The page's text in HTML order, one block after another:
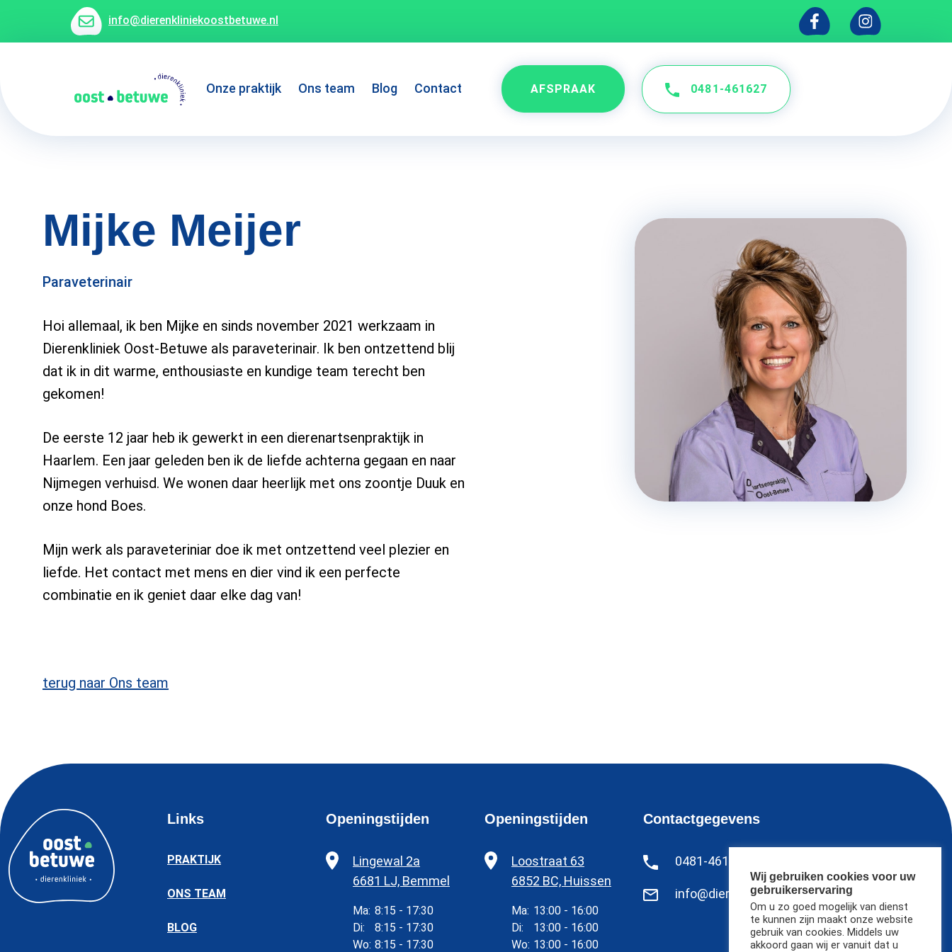
info@dierenkliniekoostbetuwe.nl
Onze praktijk Ons team Blog Contact AFSPRAAK 0481-461627
Mijke Meijer
Paraveterinair
Hoi allemaal, ik ben Mijke en sinds november 2021 werkzaam in
Dierenkliniek Oost-Betuwe als paraveterinair. Ik ben ontzettend blij
dat ik in dit warme, enthousiaste en kundige team terecht ben
gekomen!
De eerste 12 jaar heb ik gewerkt in een dierenartsenpraktijk in
Haarlem. Een jaar geleden ben ik de liefde achterna gegaan en naar
Nijmegen verhuisd. We wonen daar heerlijk met ons zoontje Duuk en
onze hond Boes.
Mijn werk als paraveteriniar doe ik met ontzettend veel plezier en
liefde. Het contact met mens en dier vind ik een perfecte
combinatie en ik geniet daar elke dag van!
terug naar Ons team
Links
PRAKTIJK
ONS TEAM
BLOG
Openingstijden
Lingewal 2a
6681 LJ, Bemmel
Ma:
Di:
Wo:
8:15 - 17:30
8:15 - 17:30
8:15 - 17:30
Openingstijden
Loostraat 63
6852 BC, Huissen
Ma:
Di:
Wo:
13:00 - 16:00
13:00 - 16:00
13:00 - 16:00
Contactgegevens
0481-461627
info@dierenkliniekoostbetuwe.nl
Wij gebruiken cookies voor uw
gebruikerservaring
Om u zo goed mogelijk van dienst
te kunnen zijn maakt onze website
gebruik van cookies. Middels uw
akkoord gaan wij er vanuit dat u